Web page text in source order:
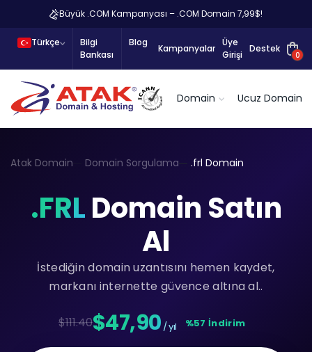
Büyük .COM Kampanyası – .COM Domain 7,99$!
Türkçe
Bilgi
Bankası
Blog
Kampanyalar
Üye
Girişi
Destek
0
Domain Ucuz Domain
Atak Domain Domain Sorgulama .frl Domain
.FRLDomain Satın
Al
İstediğin domain uzantısını hemen kaydet,
markanı internette güvence altına al..
$111.40$47,90 / yıl %57 İndirim